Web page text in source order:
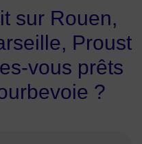
sur Rouen,
Proust
vous prêts
?